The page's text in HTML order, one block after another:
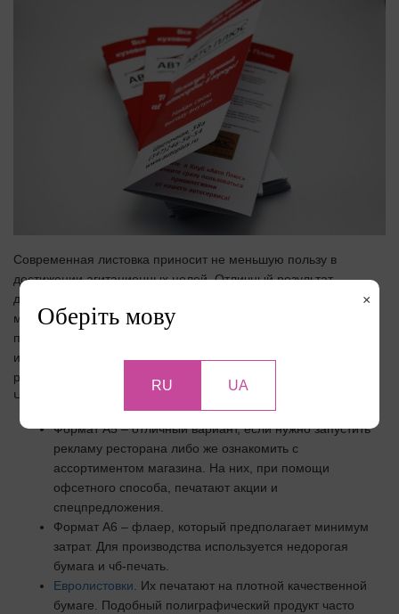
Современная листовка приносит не меньшую пользу в
достижении агитационных целей. Отличный результат
достигается и при рекламе того либо иного продукта. Есть
масса форматов и множество дизайнерских ходов, которые
позволяют уникализировать полиграфию. Например, можно
использовать креативный дизайн, который сделает вашу
рекламу запоминающейся и выделяющейся среди других.
Чаще всего для печати выбирают:
Формат А5 – отличный вариант, если нужно запустить
рекламу ресторана либо же ознакомить с
ассортиментом магазина. На них, при помощи
офсетного способа, печатают акции и
спецпредложения.
Формат А6 – флаер, который предполагает минимум
затрат. Для производства используется недорогая
бумага и чб-печать.
Евролистовки . Их печатают на плотной качественной
бумаге. Подобный полиграфический продукт часто
×
Оберіть мову
RU UA